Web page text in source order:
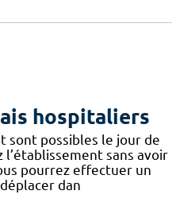
hospitaliers
sont possibles le jour de
sans avoir
pourrez effectuer un
dan